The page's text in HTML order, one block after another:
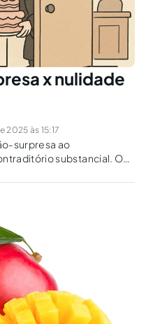
x nulidade
às 15:17
surpresa ao
substancial. O
da prova?